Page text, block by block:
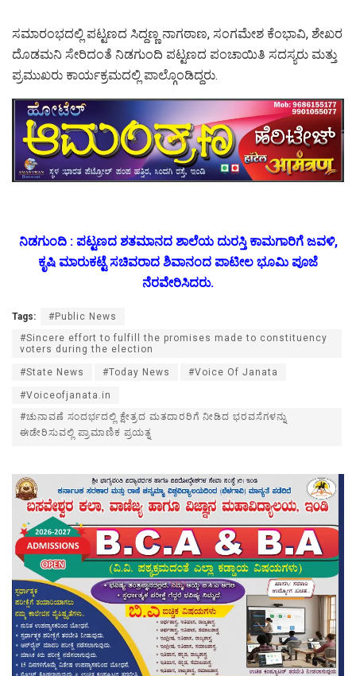
ಸಮಾರಂಭದಲ್ಲಿ ಪಟ್ಟಣದ ಸಿದ್ದಣ್ಣ ನಾಗಠಾಣ, ಸಂಗಮೇಶ ಕೆಂಭಾವಿ, ಶೇಖರ
ದೊಡಮನಿ ಸೇರಿದಂತೆ ನಿಡಗುಂದಿ ಪಟ್ಟಣದ ಪಂಚಾಯಿತಿ ಸದಸ್ಯರು ಮತ್ತು
ಪ್ರಮುಖರು ಕಾರ್ಯಕ್ರಮದಲ್ಲಿ ಪಾಲ್ಗೊಂಡಿದ್ದರು.
ನಿಡಗುಂದಿ : ಪಟ್ಟಣದ ಶತಮಾನದ ಶಾಲೆಯ ದುರಸ್ತಿ ಕಾಮಗಾರಿಗೆ ಜವಳಿ,
ಕೃಷಿ ಮಾರುಕಟ್ಟೆ ಸಚಿವರಾದ ಶಿವಾನಂದ ಪಾಟೀಲ ಭೂಮಿ ಪೂಜೆ
ನೆರವೇರಿಸಿದರು.
Tags:
#Public News
#Sincere effort to fulfill the promises made to constituency
voters during the election
#State News #Today News #Voice Of Janata
#Voiceofjanata.in
#ಚುನಾವಣೆ ಸಂದರ್ಭದಲ್ಲಿ ಕ್ಷೇತ್ರದ ಮತದಾರರಿಗೆ ನೀಡಿದ ಭರವಸೆಗಳನ್ನು
ಈಡೇರಿಸುವಲ್ಲಿ ಪ್ರಾಮಾಣಿಕ ಪ್ರಯತ್ನ